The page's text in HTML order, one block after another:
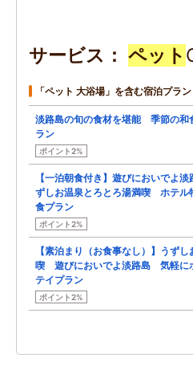
サービス ペット
「ペット 大浴場」を含む宿泊プラン
淡路島の旬の食材を堪能 季節の和
ラン
ポイント2%
【一泊朝食付き】遊びにおいでよ淡
ずしお温泉とろとろ湯満喫 ホテル
食プラン
ポイント2%
【素泊まり（お食事なし）】うずし
喫 遊びにおいでよ淡路島 気軽に
テイプラン
ポイント2%